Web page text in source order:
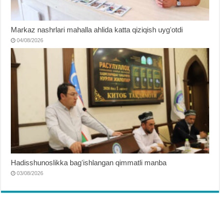
Markaz nashrlari mahalla ahlida katta qiziqish uygʻotdi
04/08/2026
Hadisshunoslikka bagʻishlangan qimmatli manba
03/08/2026